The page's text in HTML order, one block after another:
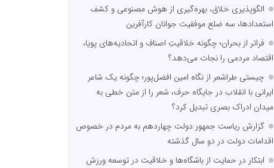
الگوپذیری خلاق، بهره‌گیری از هوش مصنوعی و کشف
استعدادها، سه ضلع موفقیت جوانان کارآفرین
فراتر از بحران؛ چگونه خلاقیتِ اصناف و اتحادیه‌های پویا،
اقتصاد مردمی را نجات می‌دهد؟
چیستی طراشعر از نگاه امین افضل‌پور؛ چگونه یک شاعر
ایرانی با انقلاب در جایگاه حرف، شعر را از متن خطی به
میدان ادراک بصری تبدیل کرد؟
گزارش ریاست جمهور دولت چهاردهم به مردم در خصوص
اقدامات دولت در دو سال گذشته
ابتکار در حمایت از باشگاه‌ها و خلاقیت در توسعه ورزش